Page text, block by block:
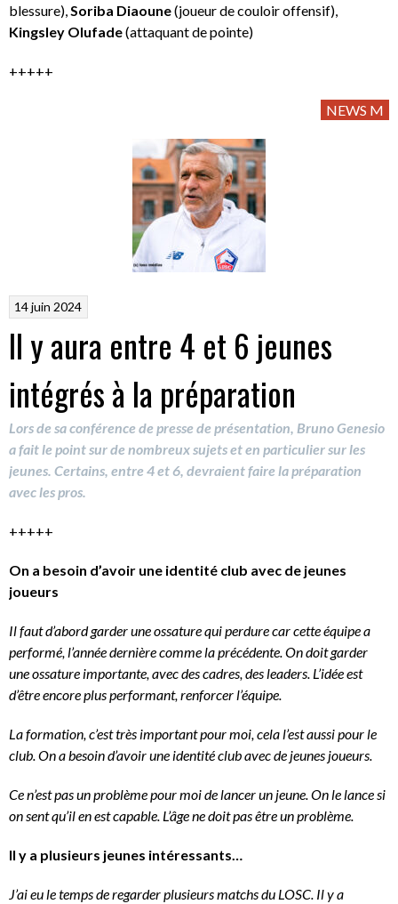
blessure), Soriba Diaoune(joueur de couloir offensif),
Kingsley Olufade(attaquant de pointe)
+++++
NEWS M
14 juin 2024
Il y aura entre 4 et 6 jeunes
intégrés à la préparation
Lors de sa conférence de presse de présentation, Bruno Genesio
a fait le point sur de nombreux sujets et en particulier sur les
jeunes. Certains, entre 4 et 6, devraient faire la préparation
avec les pros.
+++++
On a besoin d’avoir une identité club avec de jeunes
joueurs
Il faut d’abord garder une ossature qui perdure car cette équipe a
performé, l’année dernière comme la précédente. On doit garder
une ossature importante, avec des cadres, des leaders. L’idée est
d’être encore plus performant, renforcer l’équipe.
La formation, c’est très important pour moi, cela l’est aussi pour le
club. On a besoin d’avoir une identité club avec de jeunes joueurs.
Ce n’est pas un problème pour moi de lancer un jeune. On le lance si
on sent qu’il en est capable. L’âge ne doit pas être un problème.
Il y a plusieurs jeunes intéressants…
J’ai eu le temps de regarder plusieurs matchs du LOSC. Il y a